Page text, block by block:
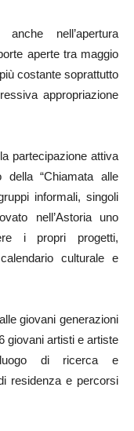
nell’apertura
aperte tra maggio
costante soprattutto
appropriazione
partecipazione attiva
della “Chiamata alle
informali, singoli
nell’Astoria uno
i propri progetti,
culturale e
giovani generazioni
giovani artisti e artiste
luogo di ricerca e
residenza e percorsi